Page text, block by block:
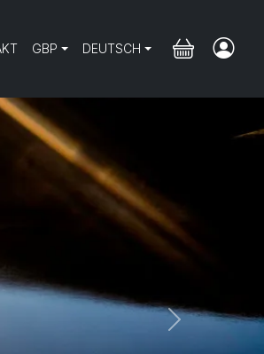
GBP DEUTSCH
Next